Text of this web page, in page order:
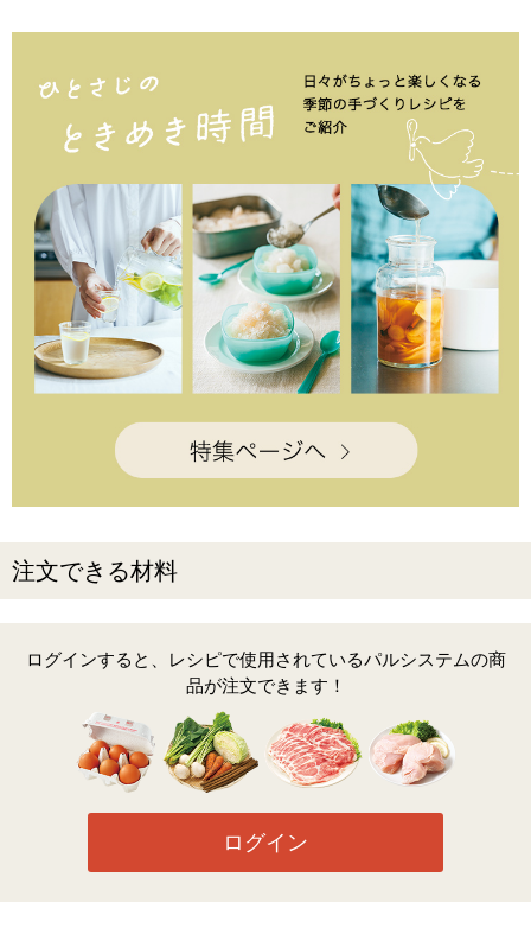
注文できる材料
ログインすると、レシピで使用されているパルシステムの商
品が注文できます！
ログイン